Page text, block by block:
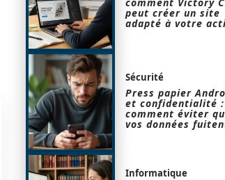
peut créer un site
adapté à votre
Sécurité
Press papier
et confidentialité :
comment éviter
vos données
Informatique